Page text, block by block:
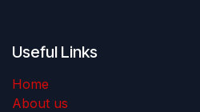
Useful Links
Home
About us